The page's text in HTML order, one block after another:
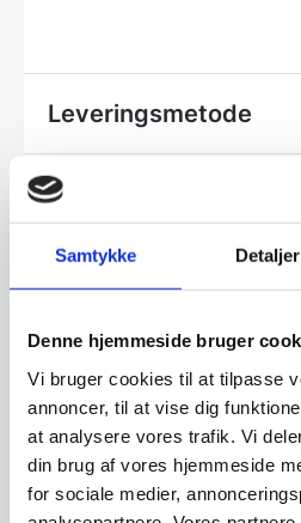
Samtykke Detaljer
Denne hjemmeside bruger
Vi bruger cookies til at tilpasse
annoncer, til at vise dig
at analysere vores trafik. Vi
din brug af vores hjemmeside
for sociale medier,
Leveringsmetode
Altid god kvalitet, se
Vi prismatcher - Klik her
Relaterede